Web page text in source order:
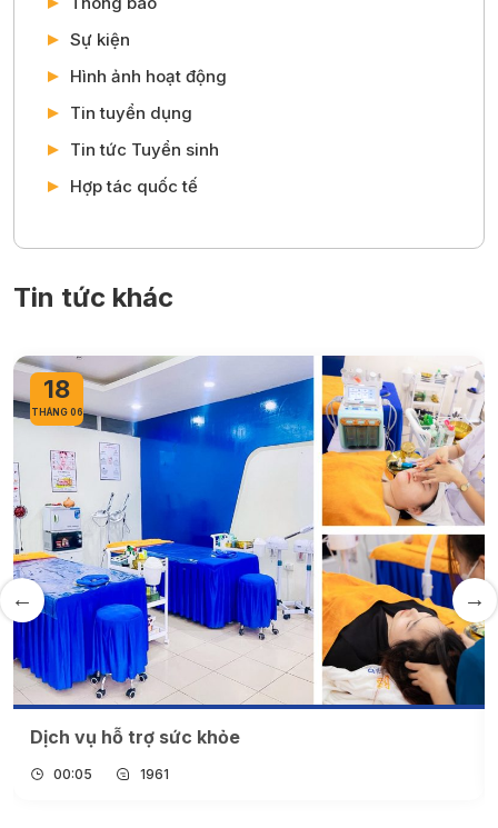
Sự kiện
Hình ảnh hoạt động
Tin tuyển dụng
Tin tức Tuyển sinh
Hợp tác quốc tế
Tin tức khác
18
THÁNG 06
Dịch vụ hỗ trợ sức khỏe
00:05 1961